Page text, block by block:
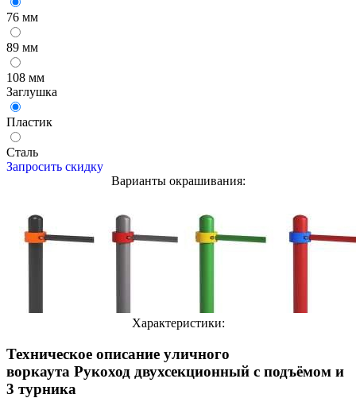
76 мм
89 мм
108 мм
Заглушка
Пластик
Сталь
Запросить скидку
Варианты окрашивания:
Характеристики:
Техническое описание уличного
воркаута Рукоход двухсекционный с подъёмом и
3 турника